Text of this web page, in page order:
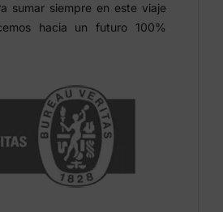
sumar siempre en este viaje
hacia un futuro 100%